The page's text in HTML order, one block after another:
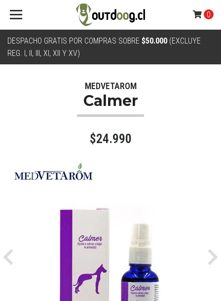
DESPACHO GRATIS POR COMPRAS SOBRE $50.000 (EXCLUYE
REG. I, II, III, XI, XII Y XV)
0
MEDVETAROM
Calmer
$24.990
Previous